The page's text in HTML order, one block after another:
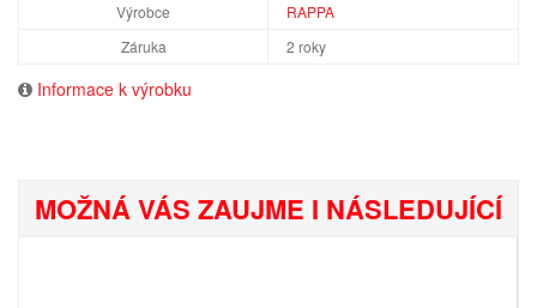
Výrobce
RAPPA
Záruka
2 roky
Informace k výrobku
MOŽNÁ VÁS ZAUJME I NÁSLEDUJÍCÍ